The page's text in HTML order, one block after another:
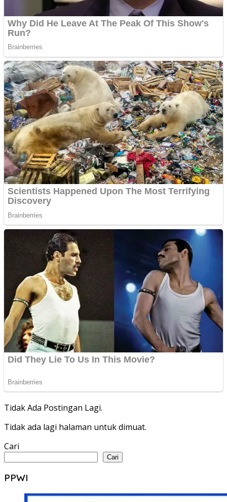
Tidak Ada Postingan Lagi.
Tidak ada lagi halaman untuk dimuat.
Cari
Cari
PPWI